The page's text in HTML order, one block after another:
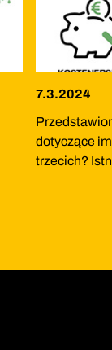
7.3.2024
dotyczące
trzecich?